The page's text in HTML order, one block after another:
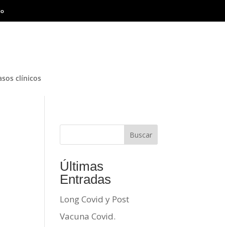
clínicos
Buscar
Últimas
Entradas
Long Covid y Post
Vacuna Covid.